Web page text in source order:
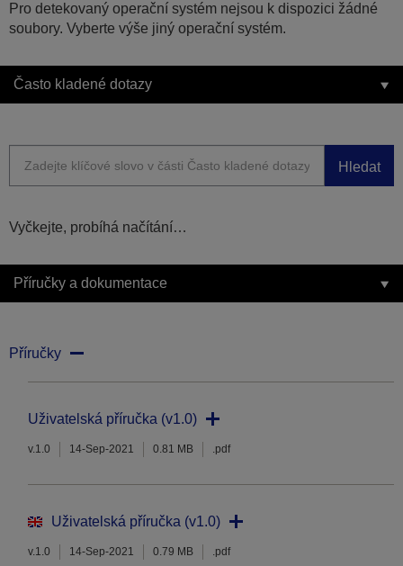
Pro detekovaný operační systém nejsou k dispozici žádné
soubory. Vyberte výše jiný operační systém.
Často kladené dotazy
Hledat
Vyčkejte, probíhá načítání…
Příručky a dokumentace
Příručky
Uživatelská příručka (v1.0)
v.1.0 14-Sep-2021 0.81 MB .pdf
Uživatelská příručka (v1.0)
v.1.0 14-Sep-2021 0.79 MB .pdf